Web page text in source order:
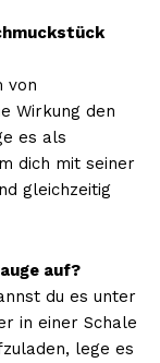
von
Wirkung den
es als
dich mit seiner
gleichzeitig
auf?
du es unter
in einer Schale
lege es